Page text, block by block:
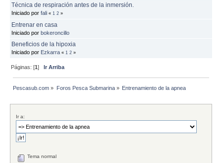
Técnica de respiración antes de la inmersión.
Iniciado por fali « 1 2 »
Entrenar en casa
Iniciado por bokeroncillo
Beneficios de la hipoxia
Iniciado por Ezkarra « 1 2 »
Páginas: [1]Ir Arriba
Pescasub.com » Foros Pesca Submarina» Entrenamiento de la apnea
Ir a:
Tema normal